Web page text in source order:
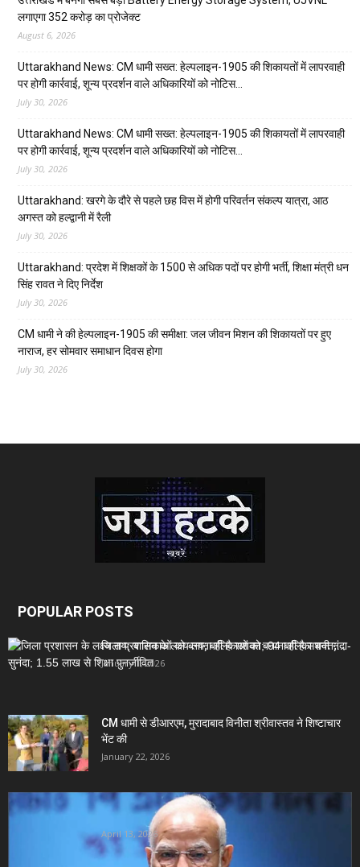
लगाएगा 352 करोड़ का प्रोजेक्ट
August 6, 2026
Uttarakhand News: CM धामी सख्त: हेल्पलाइन-1905 की शिकायतों में लापरवाही
पर होगी कार्रवाई, शून्य प्रदर्शन वाले अधिकारियों को नोटिस…
July 30, 2026
Uttarakhand News: CM धामी सख्त: हेल्पलाइन-1905 की शिकायतों में लापरवाही
पर होगी कार्रवाई, शून्य प्रदर्शन वाले अधिकारियों को नोटिस…
July 30, 2026
Uttarakhand: खरगे के दौरे से पहले छह विस में होगी परिवर्तन संकल्प यात्रा, आठ
अगस्त को हल्द्वानी में रैली
July 30, 2026
Uttarakhand: प्रदेश में शिक्षकों के 1500 से अधिक पदों पर होगी भर्ती, शिक्षा मंत्री धन
सिंह रावत ने दिए निर्देश
July 30, 2026
CM धामी ने की हेल्पलाइन-1905 की समीक्षा: जल जीवन मिशन की शिकायतों पर हुए
नाराज, हर सोमवार समाधान दिवस होगा
July 30, 2026
POPULAR POSTS
जिला प्रशासन के लक्ष्य तय; बालिकाओं को बनाना ही है सशक्त;...
January 1, 2026
CM धामी से डीआरएम, मुरादाबाद विनीता श्रीवास्तव ने शिष्टाचार
भेंट की
January 22, 2026
Uttarakhand News- PM मोदी का 28वां उत्तराखंड दौरा:
दिल्ली-देहरादून एक्सप्रेसवे समेत...
April 13, 2026